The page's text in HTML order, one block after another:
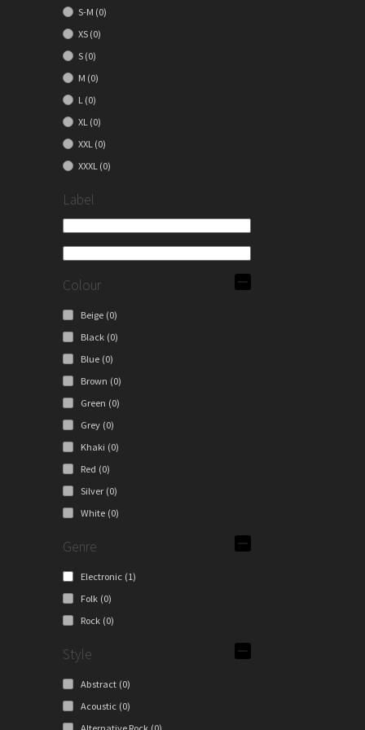
S-M (0)
XS (0)
S (0)
M (0)
L (0)
XL (0)
XXL (0)
XXXL (0)
Label
Colour
Beige (0)
Black (0)
Blue (0)
Brown (0)
Green (0)
Grey (0)
Khaki (0)
Red (0)
Silver (0)
White (0)
Genre
Electronic (1)
Folk (0)
Rock (0)
Style
Abstract (0)
Acoustic (0)